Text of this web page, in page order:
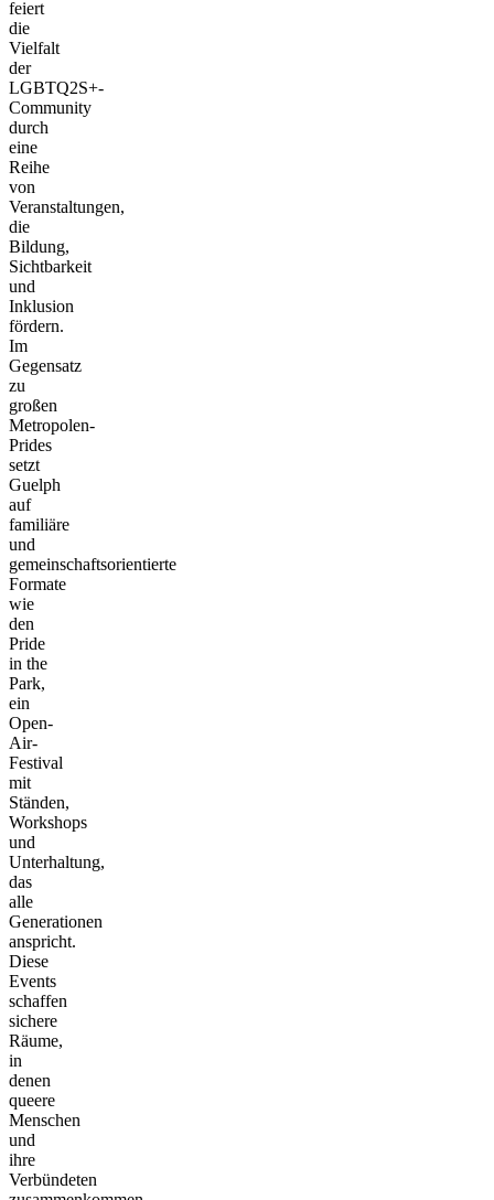
feiert
die
Vielfalt
der
LGBTQ2S+-
Community
durch
eine
Reihe
von
Veranstaltungen,
die
Bildung,
Sichtbarkeit
und
Inklusion
fördern.
Im
Gegensatz
zu
großen
Metropolen-
Prides
setzt
Guelph
auf
familiäre
und
gemeinschaftsorientierte
Formate
wie
den
Pride
in the
Park,
ein
Open-
Air-
Festival
mit
Ständen,
Workshops
und
Unterhaltung,
das
alle
Generationen
anspricht.
Diese
Events
schaffen
sichere
Räume,
in
denen
queere
Menschen
und
ihre
Verbündeten